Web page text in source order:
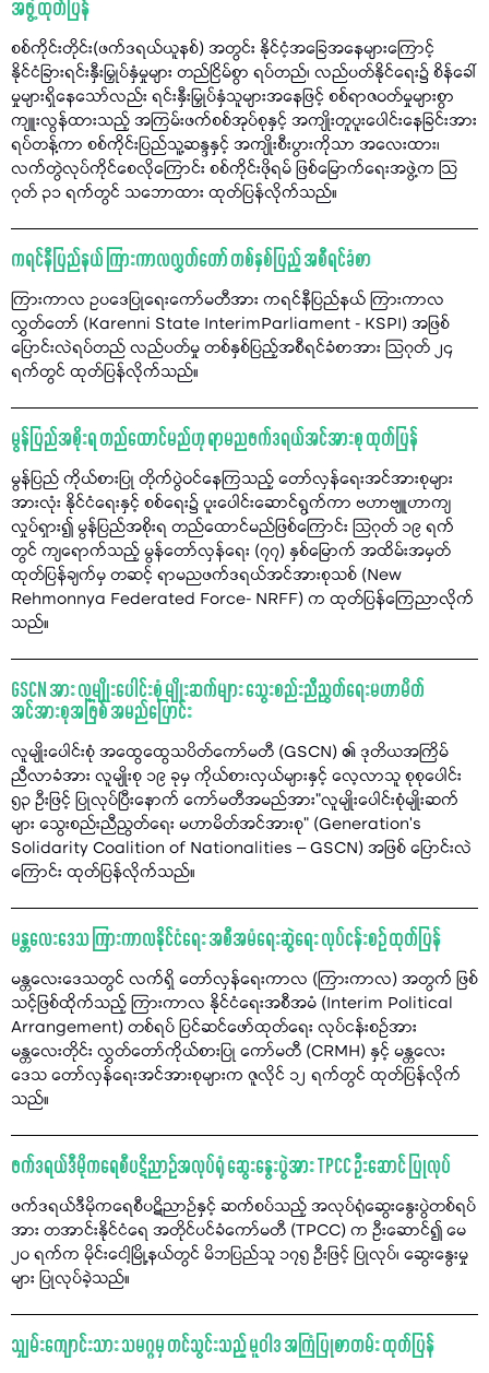
အဖွဲ့ ထုတ်ပြန်
စစ်ကိုင်းတိုင်း(ဖက်ဒရယ်ယူနစ်) အတွင်း နိုင်ငံ့အခြေအနေများကြောင့်
နိုင်ငံခြားရင်းနှီးမြှုပ်နှံမှုများ တည်ငြိမ်စွာ ရပ်တည်၊ လည်ပတ်နိုင်ရေး၌ စိန်ခေါ်
မှုများရှိနေသော်လည်း ရင်းနှီးမြှုပ်နှံသူများအနေဖြင့် စစ်ရာဇဝတ်မှုများစွာ
ကျူးလွန်ထားသည့် အကြမ်းဖက်စစ်အုပ်စုနှင့် အကျိုးတူပူးပေါင်းနေခြင်းအား
ရပ်တန့်ကာ စစ်ကိုင်းပြည်သူ့ဆန္ဒနှင့် အကျိုးစီးပွားကိုသာ အလေးထား၊
လက်တွဲလုပ်ကိုင်စေလိုကြောင်း စစ်ကိုင်းဖိုရမ် ဖြစ်မြောက်ရေးအဖွဲ့က သြ
ဂုတ် ၃၁ ရက်တွင် သဘောထား ထုတ်ပြန်လိုက်သည်။
ကရင်နီပြည်နယ် ကြားကာလလွှတ်တော် တစ်နှစ်ပြည့် အစီရင်ခံစာ
ကြားကာလ ဥပဒေပြုရေးကော်မတီအား ကရင်နီပြည်နယ် ကြားကာလ
လွှတ်တော် (Karenni State InterimParliament - KSPI) အဖြစ်
ပြောင်းလဲရပ်တည် လည်ပတ်မှု တစ်နှစ်ပြည့်အစီရင်ခံစာအား သြဂုတ် ၂၄
ရက်တွင် ထုတ်ပြန်လိုက်သည်။
မွန်ပြည်အစိုးရ တည်ထောင်မည်ဟု ရာမညဖက်ဒရယ်အင်အားစု ထုတ်ပြန်
မွန်ပြည် ကိုယ်စားပြု တိုက်ပွဲဝင်နေကြသည့် တော်လှန်ရေးအင်အားစုများ
အားလုံး နိုင်ငံရေးနှင့် စစ်ရေး၌ ပူးပေါင်းဆောင်ရွက်ကာ ဗဟာဗျူဟာကျ
လှုပ်ရှား၍ မွန်ပြည်အစိုးရ တည်ထောင်မည်ဖြစ်ကြောင်း သြဂုတ် ၁၉ ရက်
တွင် ကျရောက်သည့် မွန်တော်လှန်ရေး (၇၇) နှစ်မြောက် အထိမ်းအမှတ်
ထုတ်ပြန်ချက်မှ တဆင့် ရာမညဖက်ဒရယ်အင်အားစုသစ် (New
Rehmonnya Federated Force- NRFF) က ထုတ်ပြန်ကြေညာလိုက်
သည်။
GSCN အား လူမျိုးပေါင်းစုံ မျိုးဆက်များ သွေးစည်းညီညွတ်ရေးမဟာမိတ်
အင်အားစုအဖြစ် အမည်ပြောင်း
လူမျိုးပေါင်းစုံ အထွေထွေသပိတ်ကော်မတီ (GSCN) ၏ ဒုတိယအကြိမ်
ညီလာခံအား လူမျိုးစု ၁၉ ခုမှ ကိုယ်စားလှယ်များနှင့် လေ့လာသူ စုစုပေါင်း
၅၃ ဦးဖြင့် ပြုလုပ်ပြီးနောက် ကော်မတီအမည်အား"လူမျိုးပေါင်းစုံမျိုးဆက်
များ သွေးစည်းညီညွတ်ရေး မဟာမိတ်အင်အားစု" (Generation’s
Solidarity Coalition of Nationalities – GSCN) အဖြစ် ပြောင်းလဲ
ကြောင်း ထုတ်ပြန်လိုက်သည်။
မန္တလေးဒေသ ကြားကာလနိုင်ငံရေး အစီအမံရေးဆွဲရေး လုပ်ငန်းစဉ် ထုတ်ပြန်
မန္တလေးဒေသတွင် လက်ရှိ တော်လှန်ရေးကာလ (ကြားကာလ) အတွက် ဖြစ်
သင့်ဖြစ်ထိုက်သည့် ကြားကာလ နိုင်ငံရေးအစီအမံ (Interim Political
Arrangement) တစ်ရပ် ပြင်ဆင်ဖော်ထုတ်ရေး လုပ်ငန်းစဉ်အား
မန္တလေးတိုင်း လွှတ်တော်ကိုယ်စားပြု ကော်မတီ (CRMH) နှင့် မန္တလေး
ဒေသ တော်လှန်ရေးအင်အားစုများက ဇူလိုင် ၁၂ ရက်တွင် ထုတ်ပြန်လိုက်
သည်။
ဖက်ဒရယ်ဒီမိုကရေစီပဋိညာဉ်အလုပ်ရုံ ဆွေးနွေးပွဲအား TPCC ဦးဆောင် ပြုလုပ်
ဖက်ဒရယ်ဒီမိုကရေစီပဋိညာဉ်နှင့် ဆက်စပ်သည့် အလုပ်ရုံဆွေးနွေးပွဲတစ်ရပ်
အား တအာင်းနိုင်ငံရေ အတိုင်ပင်ခံကော်မတီ (TPCC) က ဦးဆောင်၍ မေ
၂၀ ရက်က မိုင်းငေါ့မြို့နယ်တွင် မိဘပြည်သူ ၁၇၅ ဦးဖြင့် ပြုလုပ်၊ ဆွေးနွေးမှု
များ ပြုလုပ်ခဲ့သည်။
သျှမ်းကျောင်းသား သမဂ္ဂမှ တင်သွင်းသည့် မူဝါဒ အကြံပြုစာတမ်း ထုတ်ပြန်